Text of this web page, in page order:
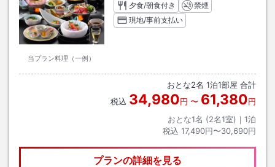
当プラン料理（一例）
夕食/朝食付き
禁煙
現地/事前支払い
おとな2名 1泊1部屋 合計
税込 34,980円 〜 61,380円
おとな1名 (2名1室)｜ 1泊
税込 17,490円〜30,690円
プランの詳細を見る